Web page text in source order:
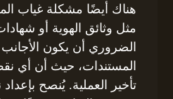
هناك أيضًا مشكلة غياب
مثل وثائق الهوية أو
الضروري أن يكون
المستندات، حيث أن أي
تأخير العملية. يُنصح